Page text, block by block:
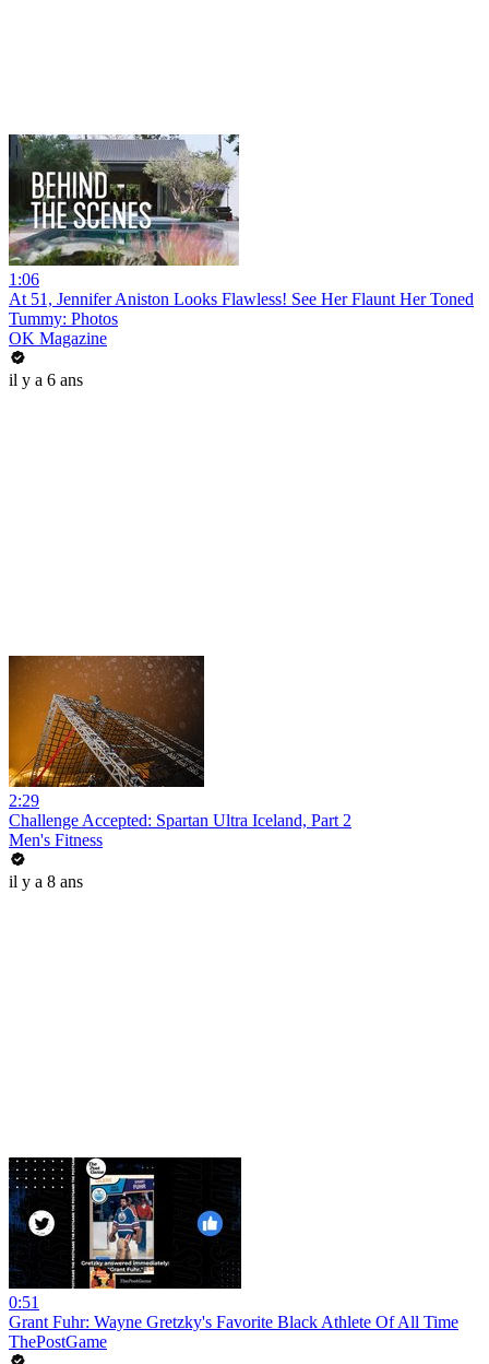
1:06
At 51, Jennifer Aniston Looks Flawless! See Her Flaunt Her Toned
Tummy: Photos
OK Magazine
il y a 6 ans
2:29
Challenge Accepted: Spartan Ultra Iceland, Part 2
Men's Fitness
il y a 8 ans
0:51
Grant Fuhr: Wayne Gretzky's Favorite Black Athlete Of All Time
ThePostGame